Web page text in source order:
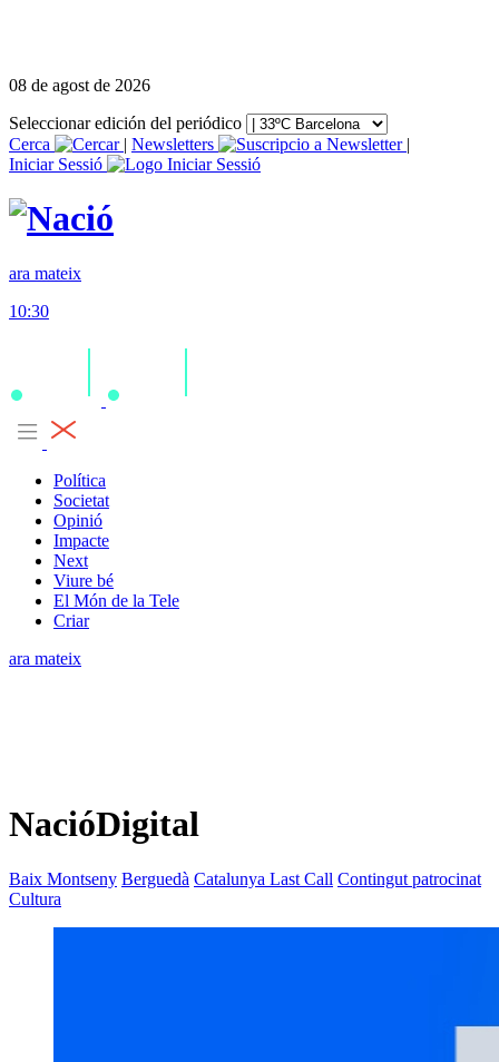
08 de agost de 2026
Seleccionar edición del periódico
Cerca
| Newsletters
|
Iniciar Sessió
ara mateix
10:30
Política
Societat
Opinió
Impacte
Next
Viure bé
El Món de la Tele
Criar
ara mateix
NacióDigital
Baix Montseny Berguedà Catalunya Last Call Contingut patrocinat
Cultura